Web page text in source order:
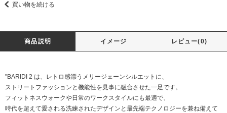
買い物を続ける
商品説明 イメージ レビュー(0)
"BARIDI 2 は、レトロ感漂うメリージェーンシルエットに、
ストリートファッションと機能性を見事に融合させた一足です。
フィットネスウォークや日常のワークスタイルにも最適で、
時代を超えて愛される洗練されたデザインと最先端テクノロジーを兼ね備えて